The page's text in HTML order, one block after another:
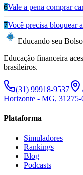
6Vale a pena comprar
7Você precisa bloquear
Educando seu Bolso
Educação financeira
brasileiros.
(31) 99918-9537
Horizonte - MG, 31275-
Plataforma
Simuladores
Rankings
Blog
Podcasts